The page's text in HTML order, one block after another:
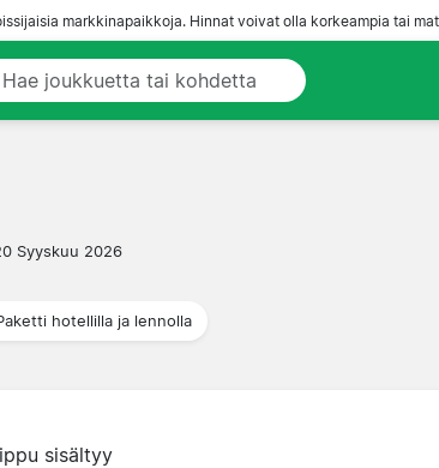
markkinapaikkoja. Hinnat voivat olla korkeampia tai
Syyskuu 2026
hotellilla ja lennolla
sisältyy